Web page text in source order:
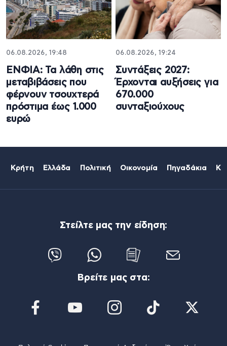
06.08.2026, 19:48
ΕΝΦΙΑ: Τα λάθη στις
μεταβιβάσεις που
φέρνουν τσουχτερά
πρόστιμα έως 1.000
ευρώ
06.08.2026, 19:24
Συντάξεις 2027:
Έρχονται αυξήσεις για
670.000
συνταξιούχους
Κρήτη Ελλάδα Πολιτική Οικονομία Πηγαδάκια
Στείλτε μας την είδηση:
Βρείτε μας στα: